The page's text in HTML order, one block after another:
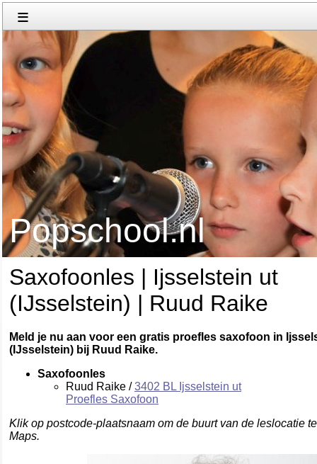
≡
Popschool.nl
Saxofoonles | Ijsselstein ut
(IJsselstein) | Ruud Raike
Meld je nu aan voor een gratis proefles saxofoon in
(IJsselstein) bij Ruud Raike.
Saxofoonles
Ruud Raike /3402 BL Ijsselstein ut
Proefles Saxofoon
Klik op postcode-plaatsnaam om de buurt van de leslocatie
Maps.